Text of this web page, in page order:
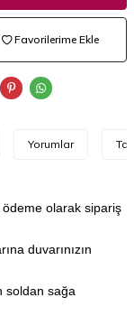
Favorilerime Ekle
Yorumlar
ödeme olarak sipariş
duvarınızın
soldan sağa